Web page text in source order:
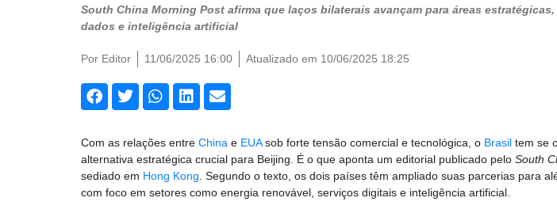
South China Morning Post afirma que laços bilaterais avançam para áreas
dados e inteligência artificial
Por Editor 11/06/2025 16:00 Atualizado em 10/06/2025 18:25
Com as relações entre China e EUAsob forte tensão comercial e tecnológica, o Brasil tem se
alternativa estratégica crucial para Beijing. É o que aponta um editorial publicado pelo South
sediado em Hong Kong . Segundo o texto, os dois países têm ampliado suas parcerias para
com foco em setores como energia renovável, serviços digitais e inteligência artificial.